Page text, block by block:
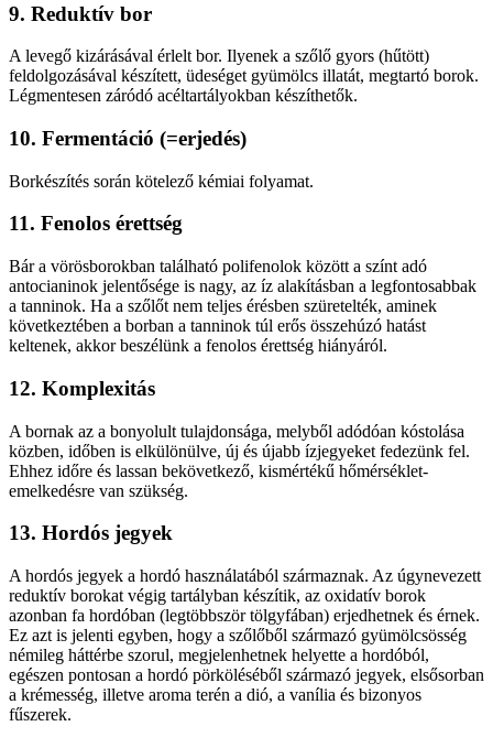
9. Reduktív bor
A levegő kizárásával érlelt bor. Ilyenek a szőlő gyors (hűtött)
feldolgozásával készített, üdeséget gyümölcs illatát, megtartó borok.
Légmentesen záródó acéltartályokban készíthetők.
10. Fermentáció (=erjedés)
Borkészítés során kötelező kémiai folyamat.
11. Fenolos érettség
Bár a vörösborokban található polifenolok között a színt adó
antocianinok jelentősége is nagy, az íz alakításban a legfontosabbak
a tanninok. Ha a szőlőt nem teljes érésben szüretelték, aminek
következtében a borban a tanninok túl erős összehúzó hatást
keltenek, akkor beszélünk a fenolos érettség hiányáról.
12. Komplexitás
A bornak az a bonyolult tulajdonsága, melyből adódóan kóstolása
közben, időben is elkülönülve, új és újabb ízjegyeket fedezünk fel.
Ehhez időre és lassan bekövetkező, kismértékű hőmérséklet-
emelkedésre van szükség.
13. Hordós jegyek
A hordós jegyek a hordó használatából származnak. Az úgynevezett
reduktív borokat végig tartályban készítik, az oxidatív borok
azonban fa hordóban (legtöbbször tölgyfában) erjedhetnek és érnek.
Ez azt is jelenti egyben, hogy a szőlőből származó gyümölcsösség
némileg háttérbe szorul, megjelenhetnek helyette a hordóból,
egészen pontosan a hordó pörköléséből származó jegyek, elsősorban
a krémesség, illetve aroma terén a dió, a vanília és bizonyos
fűszerek.